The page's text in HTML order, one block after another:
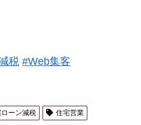
税 #Web集客
ーン減税 住宅営業